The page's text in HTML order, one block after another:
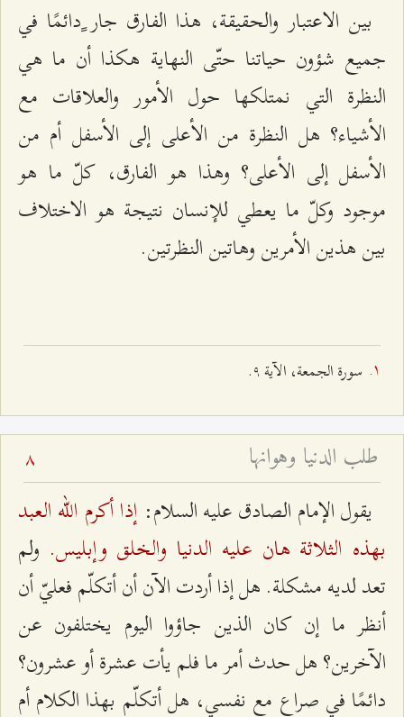
بين الاعتبار والحقيقة، هذا الفارق جار ٍدائمًا في
جميع شؤون حياتنا حتّى النهاية هكذا أن ما هي
النظرة التي نمتلكها حول الأمور والعلاقات مع
الأشياء؟ هل النظرة من الأعلى إلى الأسفل أم من
الأسفل إلى الأعلى؟ وهذا هو الفارق، كلّ ما هو
موجود وكلّ ما يعطي للإنسان نتيجة هو الاختلاف
بين هذين الأمرين وهاتين النظرتين.
سورة الجمعة، الآية ٩.
طلب الدنيا وهوانها 8
يقول الإمام الصادق عليه السلام: إذا أكرم الله العبد
بهذه الثلاثة هان عليه الدنيا والخلق وإبليس. ولم
تعد لديه مشكلة. هل إذا أردت الآن أن أتكلّم فعليّ أن
أنظر ما إن كان الذين جاؤوا اليوم يختلفون عن
الآخرين؟ هل حدث أمر ما فلم يأت عشرة أو عشرون؟
دائمًا في صراع مع نفسي، هل أتكلّم بهذا الكلام أم